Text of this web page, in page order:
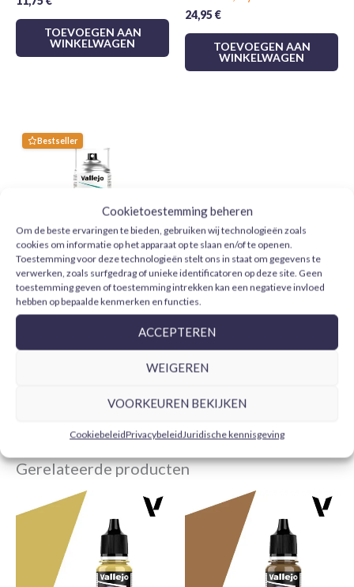
Cookietoestemming beheren
Om de beste ervaringen te bieden, gebruiken wij technologieën zoals
cookies om informatie op het apparaat op te slaan en/of te openen.
Toestemming voor deze technologieën stelt ons in staat om gegevens te
verwerken, zoals surfgedrag of unieke identificatoren op deze site. Geen
toestemming geven of toestemming intrekken kan een negatieve invloed
hebben op bepaalde kenmerken en functies.
ACCEPTEREN
WEIGEREN
VOORKEUREN BEKIJKEN
CookiebeleidPrivacybeleidJuridische kennisgeving
harsen en polystyreen schuim
Afwerking: Glad en vlekkeloos
Tamiya!
TOEVOEGEN AAN
WINKELWAGEN
24,95€
TOEVOEGEN AAN
WINKELWAGEN
Bestseller
Vallejo Barniz Acrílico Mate
28531 Aerosol 400 ml
Gerelateerde producten